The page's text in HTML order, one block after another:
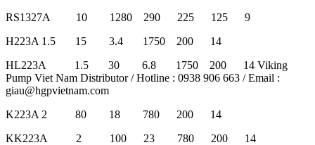
RS1327A 10 1280 290 225 125 9
H223A 1.5 15 3.4 1750 200 14
HL223A 1.5 30 6.8 1750 200 14 Viking
Pump Viet Nam Distributor / Hotline : 0938 906 663 / Email :
giau@hgpvietnam.com
K223A 2 80 18 780 200 14
KK223A 2 100 23 780 200 14